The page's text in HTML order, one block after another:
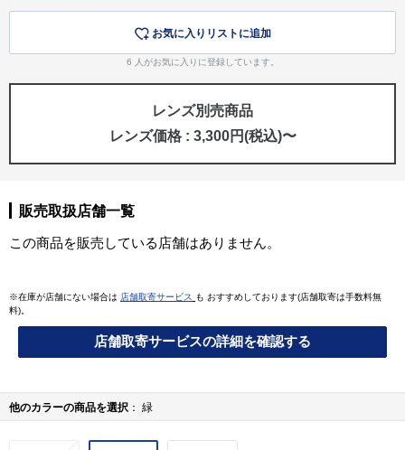
お気に入りリストに追加
6 人がお気に入りに登録しています。
レンズ別売商品
レンズ価格 : 3,300円(税込)〜
販売取扱店舗一覧
この商品を販売している店舗はありません。
※在庫が店舗にない場合は 店舗取寄サービス
も おすすめしております(店舗取寄は手数料無
料)。
店舗取寄サービスの詳細を確認する
他のカラーの商品を選択 緑